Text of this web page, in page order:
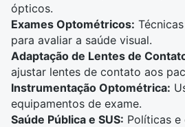
ópticos.
Exames Optométricos:
para avaliar a saúde visual.
Adaptação de Lentes de
ajustar lentes de contato aos
Instrumentação Optométrica:
equipamentos de exame.
Saúde Pública e SUS: Políticas e